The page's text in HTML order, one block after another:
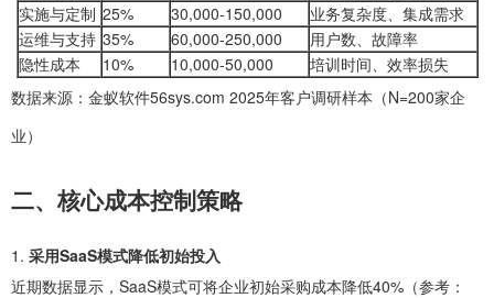
实施与定制 25% 30,000-150,000
业务复杂度、集成需求
运维与支持 35% 60,000-250,000
用户数、故障率
隐性成本
10% 10,000-50,000
培训时间、效率损失
数据来源：金蚁软件56sys.com 2025年客户调研样本（N=200家企
业）
二、核心成本控制策略
1. 采用SaaS模式降低初始投入
近期数据显示，SaaS模式可将企业初始采购成本降低40%（参考：